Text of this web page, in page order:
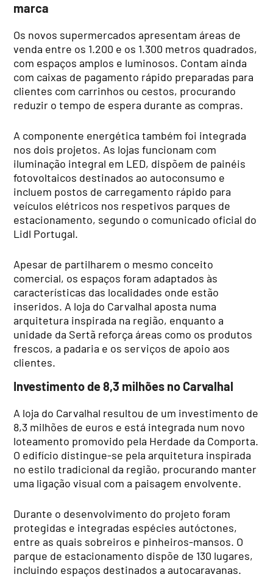
marca
Os novos supermercados apresentam áreas de
venda entre os 1.200 e os 1.300 metros quadrados,
com espaços amplos e luminosos. Contam ainda
com caixas de pagamento rápido preparadas para
clientes com carrinhos ou cestos, procurando
reduzir o tempo de espera durante as compras.
A componente energética também foi integrada
nos dois projetos. As lojas funcionam com
iluminação integral em LED, dispõem de painéis
fotovoltaicos destinados ao autoconsumo e
incluem postos de carregamento rápido para
veículos elétricos nos respetivos parques de
estacionamento, segundo o comunicado oficial do
Lidl Portugal.
Apesar de partilharem o mesmo conceito
comercial, os espaços foram adaptados às
características das localidades onde estão
inseridos. A loja do Carvalhal aposta numa
arquitetura inspirada na região, enquanto a
unidade da Sertã reforça áreas como os produtos
frescos, a padaria e os serviços de apoio aos
clientes.
Investimento de 8,3 milhões no Carvalhal
A loja do Carvalhal resultou de um investimento de
8,3 milhões de euros e está integrada num novo
loteamento promovido pela Herdade da Comporta.
O edifício distingue-se pela arquitetura inspirada
no estilo tradicional da região, procurando manter
uma ligação visual com a paisagem envolvente.
Durante o desenvolvimento do projeto foram
protegidas e integradas espécies autóctones,
entre as quais sobreiros e pinheiros-mansos. O
parque de estacionamento dispõe de 130 lugares,
incluindo espaços destinados a autocaravanas.